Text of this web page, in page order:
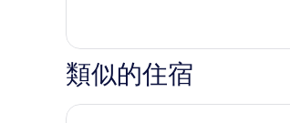
有
相
片
房
的
詳
情
類似的住宿
芭達雅 J 飯店